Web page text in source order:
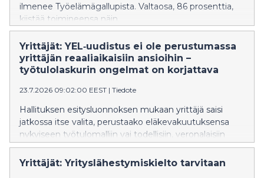
ilmenee Työelämägallupista. Valtaosa, 86 prosenttia,
kiistää toimineensa näin.
Yrittäjät: YEL‑uudistus ei ole perustumassa
yrittäjän reaaliaikaisiin ansioihin –
työtulolaskurin ongelmat on korjattava
23.7.2026 09:02:00 EEST | Tiedote
Hallituksen esitysluonnoksen mukaan yrittäjä saisi
jatkossa itse valita, perustaako eläkevakuutuksensa
nykyiseen työtulomalliin vai todellisiin, veronalaisiin
ansiotuloihin. Yrittäjän ansiotulona käytettäisiin viimeksi
vahvistetun verotuksen
ansiotulotietoa. Mallin ongelma on, että ansiotuloja
Yrittäjät: Yrityslähestymiskielto tarvitaan